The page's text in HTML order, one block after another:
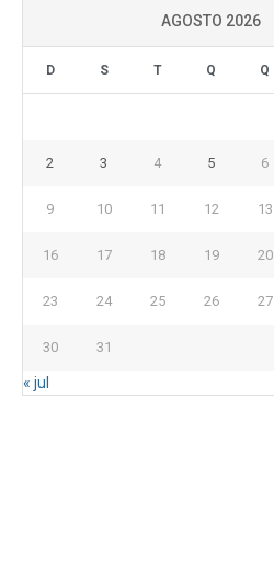
AGOSTO 2026
D S T Q Q
2 3 4 5 6
9 10 11 12 13
16 17 18 19 20
23 24 25 26 27
30 31
« jul